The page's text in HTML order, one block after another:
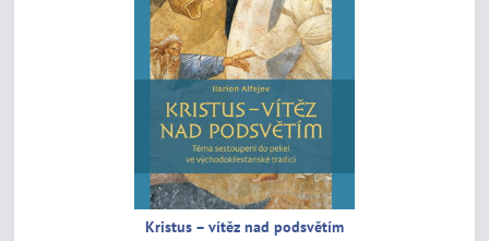
Kristus – vítěz nad podsvětím